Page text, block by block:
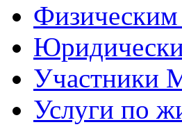
Участники
Услуги по